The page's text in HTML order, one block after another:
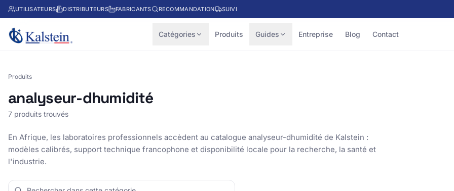
UTILISATEURS DISTRIBUTEURS FABRICANTS RECOMMANDATION SUIVI
Catégories Produits Guides Entreprise Blog Contact
Produits
analyseur-dhumidité
7 produits trouvés
En Afrique, les laboratoires professionnels accèdent au catalogue analyseur-dhumidité de Kalstein :
modèles calibrés, support technique francophone et disponibilité locale pour la recherche, la santé et
l'industrie.